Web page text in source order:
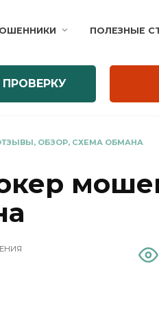
ПОЛЕЗНЫЕ
ОБЗОР, СХЕМА ОБМАНА